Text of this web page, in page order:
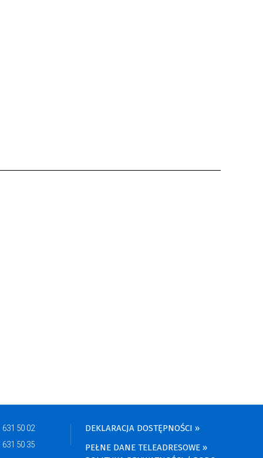
631 50 02
631 50 35
DEKLARACJA DOSTĘPNOŚCI »
PEŁNE DANE TELEADRESOWE »